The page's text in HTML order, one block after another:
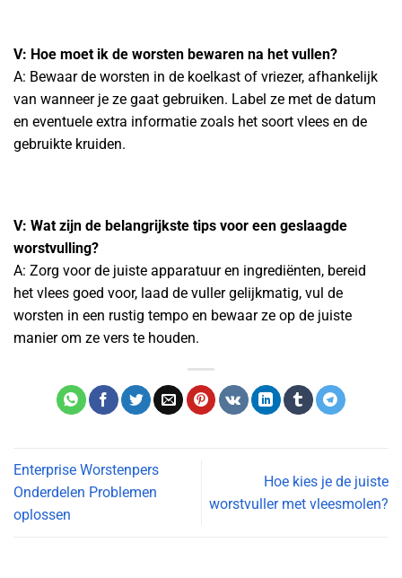
V: Hoe moet ik de worsten bewaren na het vullen?
A: Bewaar de worsten in de koelkast of vriezer, afhankelijk
van wanneer je ze gaat gebruiken. Label ze met de datum
en eventuele extra informatie zoals het soort vlees en de
gebruikte kruiden.
V: Wat zijn de belangrijkste tips voor een geslaagde
worstvulling?
A: Zorg voor de juiste apparatuur en ingrediënten, bereid
het vlees goed voor, laad de vuller gelijkmatig, vul de
worsten in een rustig tempo en bewaar ze op de juiste
manier om ze vers te houden.
Enterprise Worstenpers
Onderdelen Problemen
oplossen
Hoe kies je de juiste
worstvuller met vleesmolen?